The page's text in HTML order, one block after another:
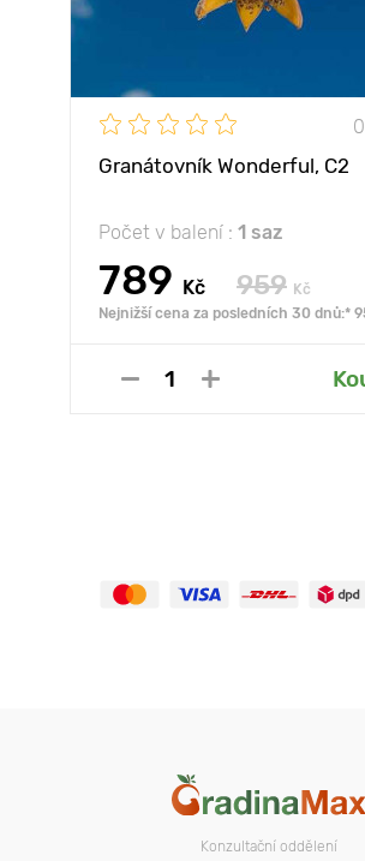
Granátovník Wonderful, С2
Počet v balení : 1 saz
789 Kč 959 Kč
Nejnižší cena za posledních 30 dnů:*
Konzultační oddělení